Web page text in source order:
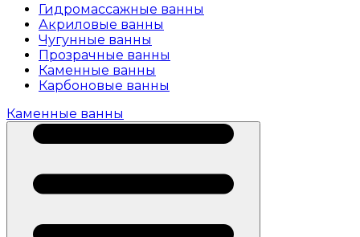
Гидромассажные ванны
Акриловые ванны
Чугунные ванны
Прозрачные ванны
Каменные ванны
Карбоновые ванны
Каменные ванны